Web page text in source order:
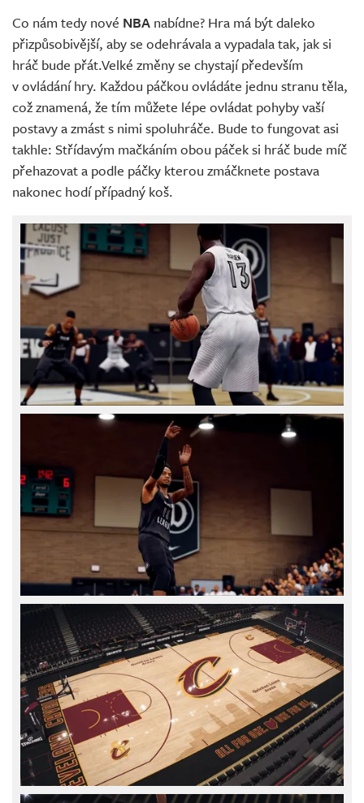
Co nám tedy nové NBA nabídne? Hra má být daleko
přizpůsobivější, aby se odehrávala a vypadala tak, jak si
hráč bude přát.Velké změny se chystají především
v ovládání hry. Každou páčkou ovládáte jednu stranu těla,
což znamená, že tím můžete lépe ovládat pohyby vaší
postavy a zmást s nimi spoluhráče. Bude to fungovat asi
takhle: Střídavým mačkáním obou páček si hráč bude míč
přehazovat a podle páčky kterou zmáčknete postava
nakonec hodí případný koš.